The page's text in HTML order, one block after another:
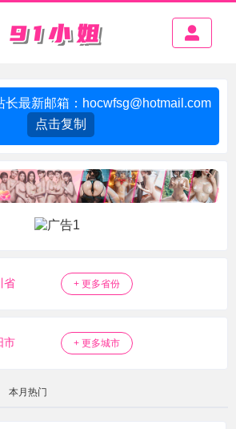
最新邮箱： hocwfsg@hotmail.com
点击复制
省 + 更多省份
市 + 更多城市
本月热门